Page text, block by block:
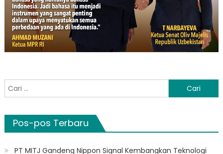
Cari
untuk:
Pos-pos Terbaru
PT MITJ Gandeng Nippon Signal Kembangkan Teknologi